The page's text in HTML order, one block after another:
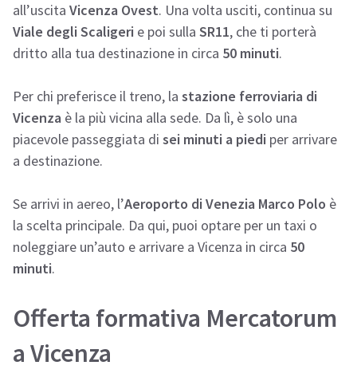
all’uscita Vicenza Ovest. Una volta usciti, continua su
Viale degli Scaligeri e poi sulla SR11, che ti porterà
dritto alla tua destinazione in circa 50 minuti.
Per chi preferisce il treno, la stazione ferroviaria di
Vicenza è la più vicina alla sede. Da lì, è solo una
piacevole passeggiata di sei minuti a piedi per arrivare
a destinazione.
Se arrivi in aereo, l’Aeroporto di Venezia Marco Polo è
la scelta principale. Da qui, puoi optare per un taxi o
noleggiare un’auto e arrivare a Vicenza in circa 50
minuti.
Offerta formativa Mercatorum
a Vicenza